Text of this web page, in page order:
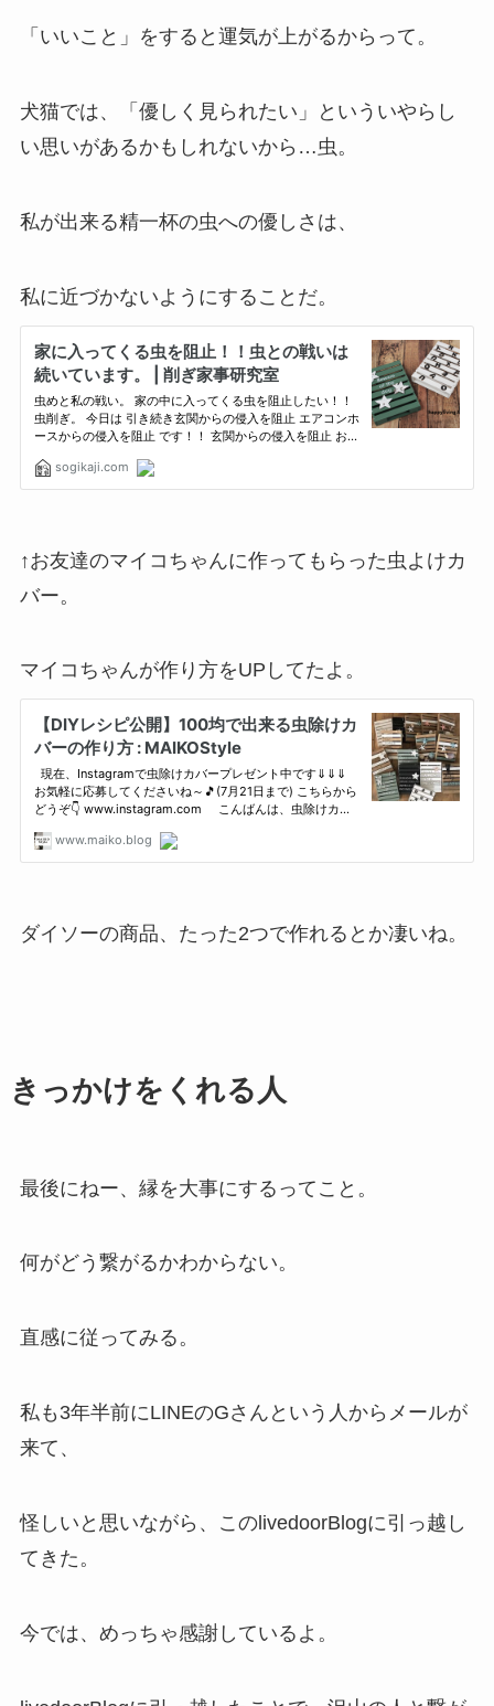
「いいこと」をすると運気が上がるからって。
犬猫では、「優しく見られたい」といういやらし
い思いがあるかもしれないから…虫 。
私が出来る精一杯の虫への優しさは、
私に近づかないようにすることだ。
↑お友達のマイコちゃんに作ってもらった虫よけカ
バー。
マイコちゃんが作り方をUPしてたよ。
ダイソーの商品、たった2つで作れるとか凄いね。
きっかけをくれる人
最後にねー、縁を大事にするってこと。
何がどう繋がるかわからない。
直感に従ってみる。
私も3年半前にLINEのGさんという人からメールが
来て、
怪しいと思いながら、このlivedoorBlogに引っ越し
てきた。
今では、めっちゃ感謝しているよ。